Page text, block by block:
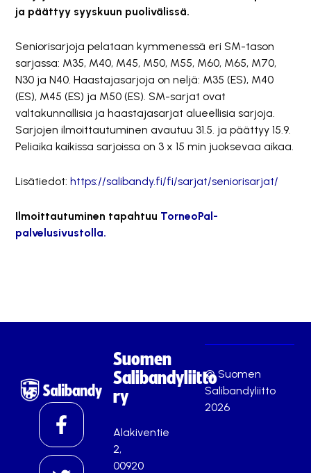
ja päättyy syyskuun puolivälissä.
Seniorisarjoja pelataan kymmenessä eri SM-tason
sarjassa: M35, M40, M45, M50, M55, M60, M65, M70,
N30 ja N40. Haastajasarjoja on neljä: M35 (ES), M40
(ES), M45 (ES) ja M50 (ES). SM-sarjat ovat
valtakunnallisia ja haastajasarjat alueellisia sarjoja.
Sarjojen ilmoittautuminen avautuu 31.5. ja päättyy 15.9.
Peliaika kaikissa sarjoissa on 3 x 15 min juoksevaa aikaa.
Lisätiedot: https://salibandy.fi/fi/sarjat/seniorisarjat/
Ilmoittautuminen tapahtuu TorneoPal-
palvelusivustolla.
Suomen
Salibandyliitto
ry
Alakiventie
2,
00920
© Suomen
Salibandyliitto
2026